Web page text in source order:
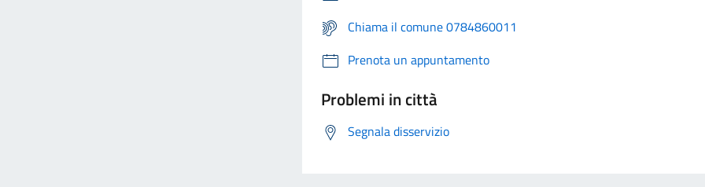
Chiama il comune 0784860011
Prenota un appuntamento
Problemi in città
Segnala disservizio